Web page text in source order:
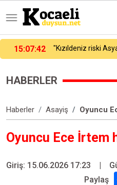
15:07:42
HABERLER
Haberler Asayiş Oyuncu
Oyuncu Ece İrtem
Giriş: 15.06.2026 17:23 |
Paylaş